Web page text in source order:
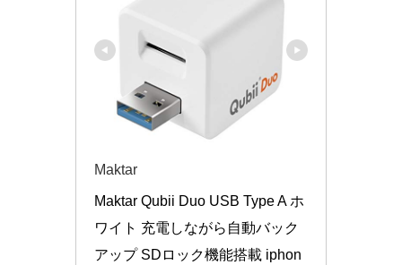
Maktar
Maktar Qubii Duo USB Type A ホ
ワイト 充電しながら自動バック
アップ SDロック機能搭載 iphon